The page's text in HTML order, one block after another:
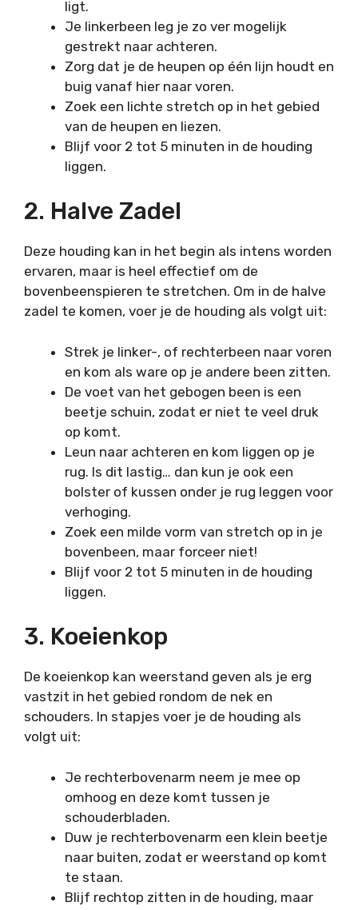
ligt.
Je linkerbeen leg je zo ver mogelijk
gestrekt naar achteren.
Zorg dat je de heupen op één lijn houdt en
buig vanaf hier naar voren.
Zoek een lichte stretch op in het gebied
van de heupen en liezen.
Blijf voor 2 tot 5 minuten in de houding
liggen.
2. Halve Zadel
Deze houding kan in het begin als intens worden
ervaren, maar is heel effectief om de
bovenbeenspieren te stretchen. Om in de halve
zadel te komen, voer je de houding als volgt uit:
Strek je linker-, of rechterbeen naar voren
en kom als ware op je andere been zitten.
De voet van het gebogen been is een
beetje schuin, zodat er niet te veel druk
op komt.
Leun naar achteren en kom liggen op je
rug. Is dit lastig… dan kun je ook een
bolster of kussen onder je rug leggen voor
verhoging.
Zoek een milde vorm van stretch op in je
bovenbeen, maar forceer niet!
Blijf voor 2 tot 5 minuten in de houding
liggen.
3. Koeienkop
De koeienkop kan weerstand geven als je erg
vastzit in het gebied rondom de nek en
schouders. In stapjes voer je de houding als
volgt uit:
Je rechterbovenarm neem je mee op
omhoog en deze komt tussen je
schouderbladen.
Duw je rechterbovenarm een klein beetje
naar buiten, zodat er weerstand op komt
te staan.
Blijf rechtop zitten in de houding, maar